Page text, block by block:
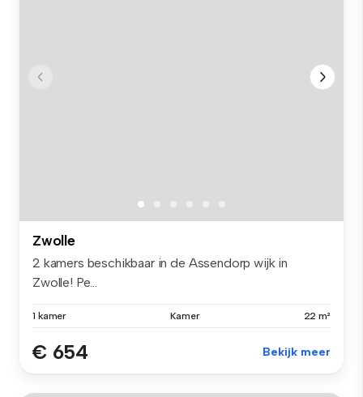
Zwolle
2 kamers beschikbaar in de Assendorp wijk in
Zwolle! Pe...
1 kamer Kamer 22 m²
€ 654 Bekijk meer